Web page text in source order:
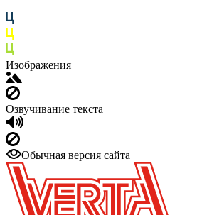
Изображения
Озвучивание текста
Обычная версия сайта